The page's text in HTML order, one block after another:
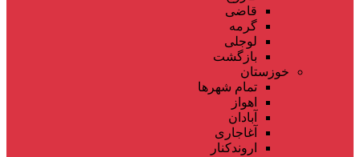
قاضی
گرمه
لوجلی
بازگشت
خوزستان
تمام شهر‌ها
اهواز
آبادان
آغاجاری
اروندکنار